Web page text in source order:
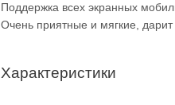
Поддержка всех экранных
Очень приятные и мягкие,
Характеристики